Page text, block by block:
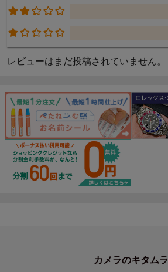
レビューはまだ投稿されていません。
カメラのキタムラ